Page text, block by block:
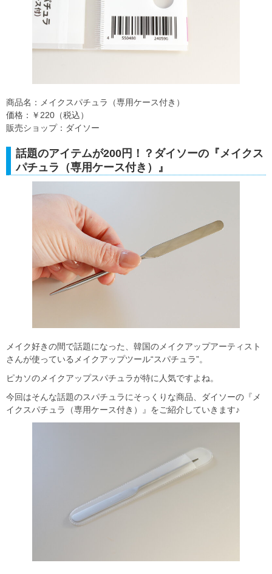
商品名：メイクスパチュラ（専用ケース付き）
価格：￥220（税込）
販売ショップ：ダイソー
話題のアイテムが200円！？ダイソーの『メイクス
パチュラ（専用ケース付き）』
メイク好きの間で話題になった、韓国のメイクアップアーティスト
さんが使っているメイクアップツール“スパチュラ”。
ピカソのメイクアップスパチュラが特に人気ですよね。
今回はそんな話題のスパチュラにそっくりな商品、ダイソーの『メ
イクスパチュラ（専用ケース付き）』をご紹介していきます♪